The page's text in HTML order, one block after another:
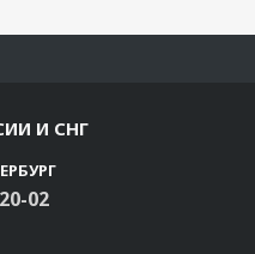
И СНГ
02